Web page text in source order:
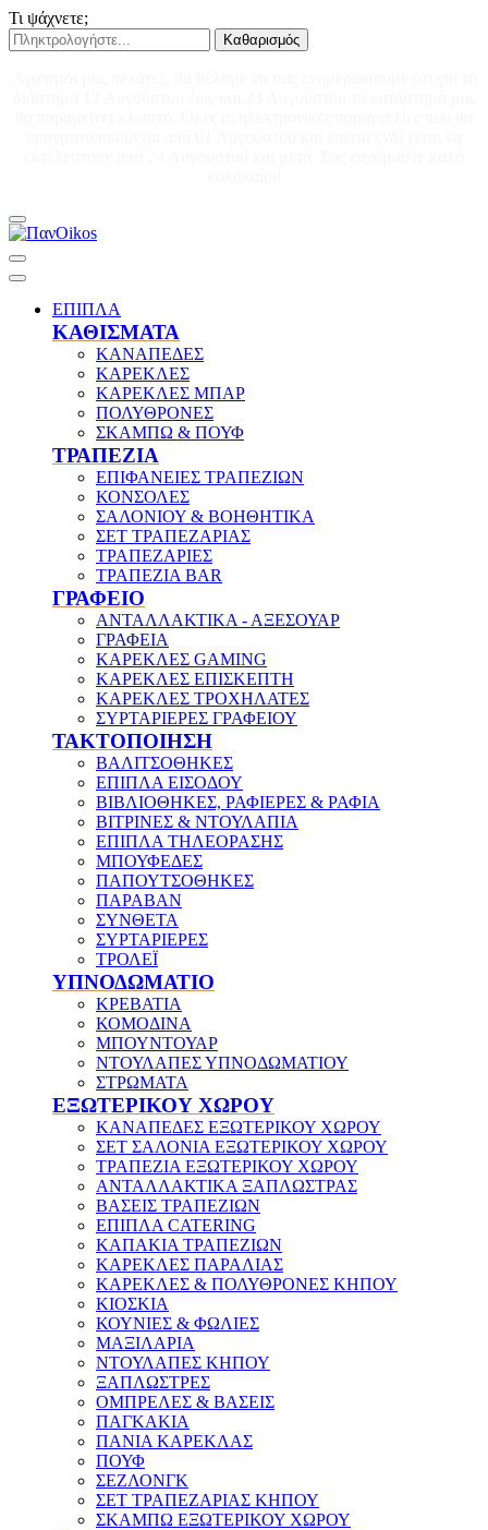
Τι ψάχνετε;
Καθαρισμός
ΕΠΙΠΛΑ
ΚΑΘΙΣΜΑΤΑ
ΚΑΝΑΠΕΔΕΣ
ΚΑΡΕΚΛΕΣ
ΚΑΡΕΚΛΕΣ ΜΠΑΡ
ΠΟΛΥΘΡΟΝΕΣ
ΣΚΑΜΠΩ & ΠΟΥΦ
ΤΡΑΠΕΖΙΑ
ΕΠΙΦΑΝΕΙΕΣ ΤΡΑΠΕΖΙΩΝ
ΚΟΝΣΟΛΕΣ
ΣΑΛΟΝΙΟΥ & ΒΟΗΘΗΤΙΚΑ
ΣΕΤ ΤΡΑΠΕΖΑΡΙΑΣ
ΤΡΑΠΕΖΑΡΙΕΣ
ΤΡΑΠΕΖΙΑ BAR
ΓΡΑΦΕΙΟ
ΑΝΤΑΛΛΑΚΤΙΚΑ - ΑΞΕΣΟΥΑΡ
ΓΡΑΦΕΙΑ
ΚΑΡΕΚΛΕΣ GAMING
ΚΑΡΕΚΛΕΣ ΕΠΙΣΚΕΠΤΗ
ΚΑΡΕΚΛΕΣ ΤΡΟΧΗΛΑΤΕΣ
ΣΥΡΤΑΡΙΕΡΕΣ ΓΡΑΦΕΙΟΥ
ΤΑΚΤΟΠΟΙΗΣΗ
ΒΑΛΙΤΣΟΘΗΚΕΣ
ΕΠΙΠΛΑ ΕΙΣΟΔΟΥ
ΒΙΒΛΙΟΘΗΚΕΣ, ΡΑΦΙΕΡΕΣ & ΡΑΦΙΑ
ΒΙΤΡΙΝΕΣ & ΝΤΟΥΛΑΠΙΑ
ΕΠΙΠΛΑ ΤΗΛΕΟΡΑΣΗΣ
ΜΠΟΥΦΕΔΕΣ
ΠΑΠΟΥΤΣΟΘΗΚΕΣ
ΠΑΡΑΒΑΝ
ΣΥΝΘΕΤΑ
ΣΥΡΤΑΡΙΕΡΕΣ
ΤΡΟΛΕΪ
ΥΠΝΟΔΩΜΑΤΙΟ
ΚΡΕΒΑΤΙΑ
ΚΟΜΟΔΙΝΑ
ΜΠΟΥΝΤΟΥΑΡ
ΝΤΟΥΛΑΠΕΣ ΥΠΝΟΔΩΜΑΤΙΟΥ
ΣΤΡΩΜΑΤΑ
ΕΞΩΤΕΡΙΚΟΥ ΧΩΡΟΥ
ΚΑΝΑΠΕΔΕΣ ΕΞΩΤΕΡΙΚΟΥ ΧΩΡΟΥ
ΣΕΤ ΣΑΛΟΝΙΑ ΕΞΩΤΕΡΙΚΟΥ ΧΩΡΟΥ
ΤΡΑΠΕΖΙΑ ΕΞΩΤΕΡΙΚΟΥ ΧΩΡΟΥ
ΑΝΤΑΛΛΑΚΤΙΚΑ ΞΑΠΛΩΣΤΡΑΣ
ΒΑΣΕΙΣ ΤΡΑΠΕΖΙΩΝ
ΕΠΙΠΛΑ CATERING
ΚΑΠΑΚΙΑ ΤΡΑΠΕΖΙΩΝ
ΚΑΡΕΚΛΕΣ ΠΑΡΑΛΙΑΣ
ΚΑΡΕΚΛΕΣ & ΠΟΛΥΘΡΟΝΕΣ ΚΗΠΟΥ
ΚΙΟΣΚΙΑ
ΚΟΥΝΙΕΣ & ΦΩΛΙΕΣ
ΜΑΞΙΛΑΡΙΑ
ΝΤΟΥΛΑΠΕΣ ΚΗΠΟΥ
ΞΑΠΛΩΣΤΡΕΣ
ΟΜΠΡΕΛΕΣ & ΒΑΣΕΙΣ
ΠΑΓΚΑΚΙΑ
ΠΑΝΙΑ ΚΑΡΕΚΛΑΣ
ΠΟΥΦ
ΣΕΖΛΟΝΓΚ
ΣΕΤ ΤΡΑΠΕΖΑΡΙΑΣ ΚΗΠΟΥ
ΣΚΑΜΠΩ ΕΞΩΤΕΡΙΚΟΥ ΧΩΡΟΥ